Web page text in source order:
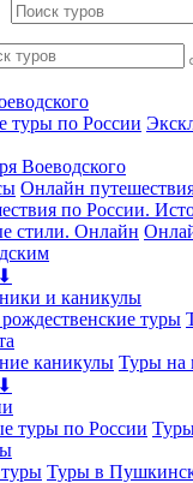
туры по России
Воеводского
Онлайн
по России.
стили. Онлайн
и каникулы
туры
каникулы Туры на
туры по России
Туры в